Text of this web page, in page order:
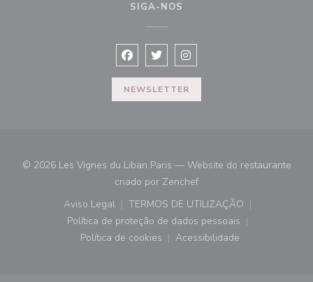
SIGA-NOS
Facebook ((abre numa nova janela))
Twitter ((abre numa nova
Instagram ((abre numa
NEWSLETTER
© 2026 Les Vignes du Liban Paris — Website do restaurante
criado por Zenchef((abre numa nova janela))
Aviso Legal
((abre numa nova janela))
TERMOS DE UTILIZAÇÃO
((abre numa nova janela))
Política de proteção de dados pessoais
((abre numa nova janela))
Política de cookies
((abre numa nova janela))
Acessibilidade
((abre numa nova